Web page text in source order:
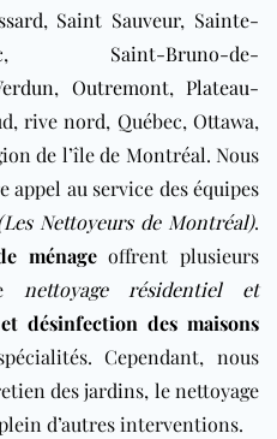
, Saint Sauveur, Sainte-
, Saint-Bruno-de-
, Outremont, Plateau-
rive nord, Québec, Ottawa,
de l’île de Montréal. Nous
appel au service des équipes
Nettoyeurs de Montréal).
ménageoffrent plusieurs
nettoyage résidentiel et
désinfection des maisons
Cependant, nous
des jardins, le nettoyage
d’autres interventions.